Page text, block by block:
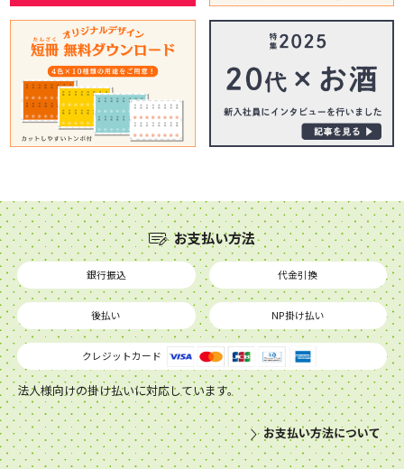
お支払い方法
銀行振込 代金引換
後払い NP掛け払い
クレジットカード
法人様向けの掛け払いに対応しています。
お支払い方法について